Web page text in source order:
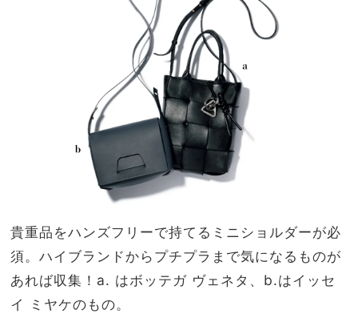
貴重品をハンズフリーで持てるミニショルダーが必
須。ハイブランドからプチプラまで気になるものが
あれば収集！a. はボッテガ ヴェネタ、b.はイッセ
イ ミヤケのもの。